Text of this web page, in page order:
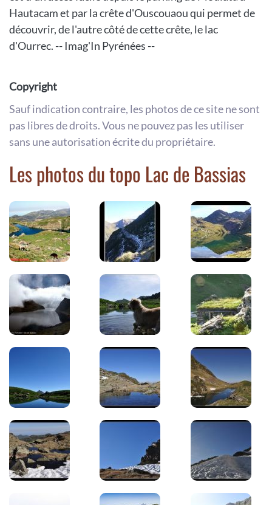
Hautacam et par la crête d'Ouscouaou qui permet de
découvrir, de l'autre côté de cette crête, le lac
d'Ourrec. -- Imag'In Pyrénées --
Copyright
Sauf indication contraire, les photos de ce site ne sont
pas libres de droits. Vous ne pouvez pas les utiliser
sans une autorisation écrite du propriétaire.
Les photos du topo Lac de Bassias